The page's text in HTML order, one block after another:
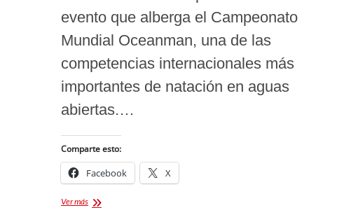
evento que alberga el Campeonato
Mundial Oceanman, una de las
competencias internacionales más
importantes de natación en aguas
abiertas.…
Comparte esto:
Facebook X
Ver másMujer